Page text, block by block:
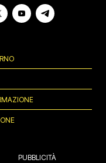
PUBBLICITÀ